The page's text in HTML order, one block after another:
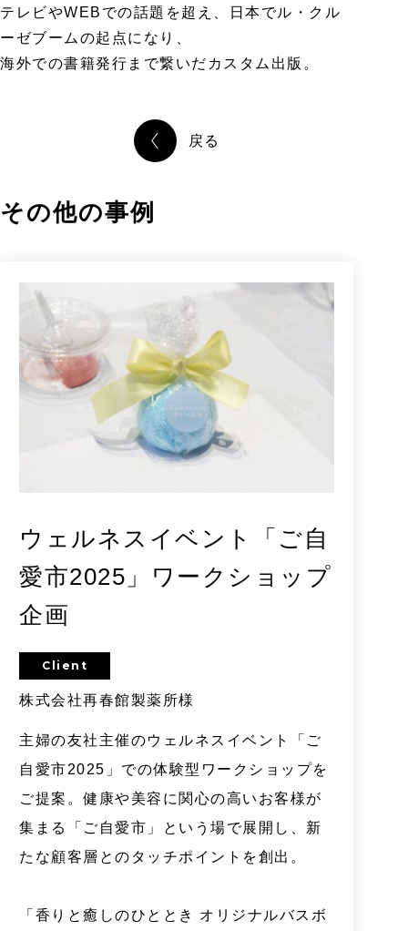
テレビやWEBでの話題を超え、日本でル・クル
ーゼブームの起点になり、
海外での書籍発行まで繋いだカスタム出版。
戻る
その他の事例
ウェルネスイベント「ご自
愛市2025」ワークショップ
企画
Client
株式会社再春館製薬所様
主婦の友社主催のウェルネスイベント「ご
自愛市2025」での体験型ワークショップを
ご提案。健康や美容に関心の高いお客様が
集まる「ご自愛市」という場で展開し、新
たな顧客層とのタッチポイントを創出。
「香りと癒しのひととき オリジナルバスボ